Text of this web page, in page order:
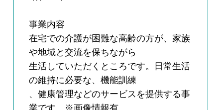
事業内容
在宅での介護が困難な高齢の方が、家族
や地域と交流を保ちながら
生活していただくところです。日常生活
の維持に必要な、機能訓練
、健康管理などのサービスを提供する事